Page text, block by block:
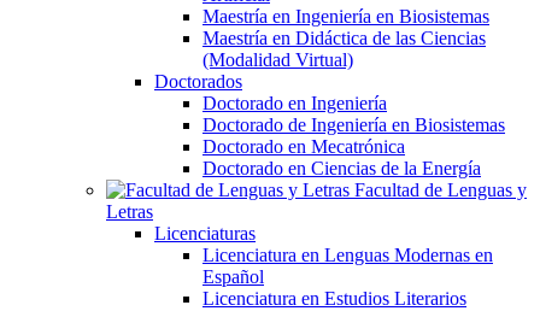
Maestría en Ingeniería en Biosistemas
Maestría en Didáctica de las Ciencias
(Modalidad Virtual)
Doctorados
Doctorado en Ingeniería
Doctorado de Ingeniería en Biosistemas
Doctorado en Mecatrónica
Doctorado en Ciencias de la Energía
Facultad de Lenguas y
Letras
Licenciaturas
Licenciatura en Lenguas Modernas en
Español
Licenciatura en Estudios Literarios